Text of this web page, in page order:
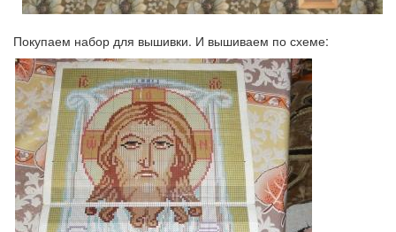
Покупаем набор для вышивки. И вышиваем по схеме: